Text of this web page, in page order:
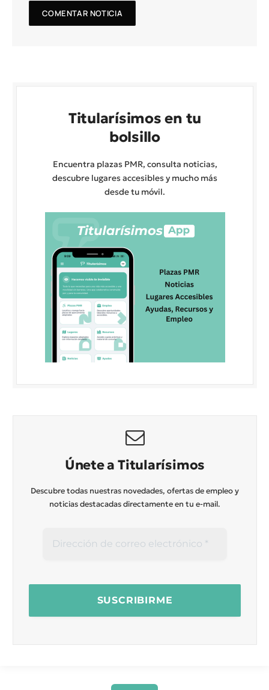
Titularísimos en tu
bolsillo
Encuentra plazas PMR, consulta noticias,
descubre lugares accesibles y mucho más
desde tu móvil.
Únete a Titularísimos
Descubre todas nuestras novedades, ofertas de empleo y
noticias destacadas directamente en tu e-mail.